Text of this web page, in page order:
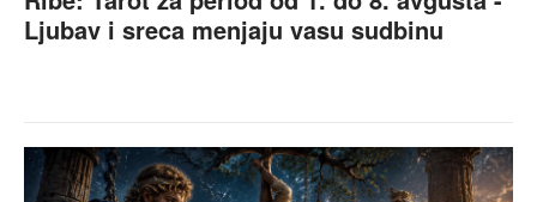
Ljubav i sreca menjaju vasu sudbinu